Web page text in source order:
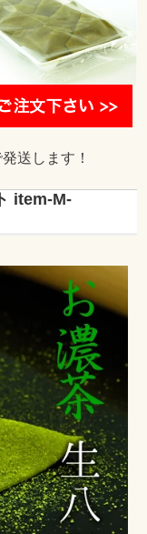
送します！
item-M-